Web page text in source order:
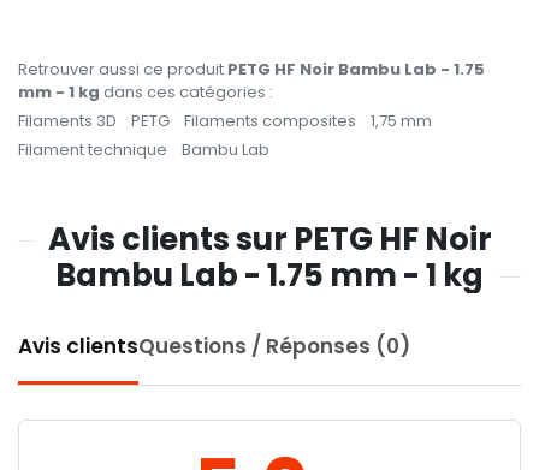
Retrouver aussi ce produit PETG HF Noir Bambu Lab - 1.75
mm - 1 kg dans ces catégories :
Filaments 3D
PETG Filaments composites
1,75 mm
Filament technique
Bambu Lab
Avis clients sur PETG HF Noir
Bambu Lab - 1.75 mm - 1 kg
Avis clientsQuestions / Réponses (0)